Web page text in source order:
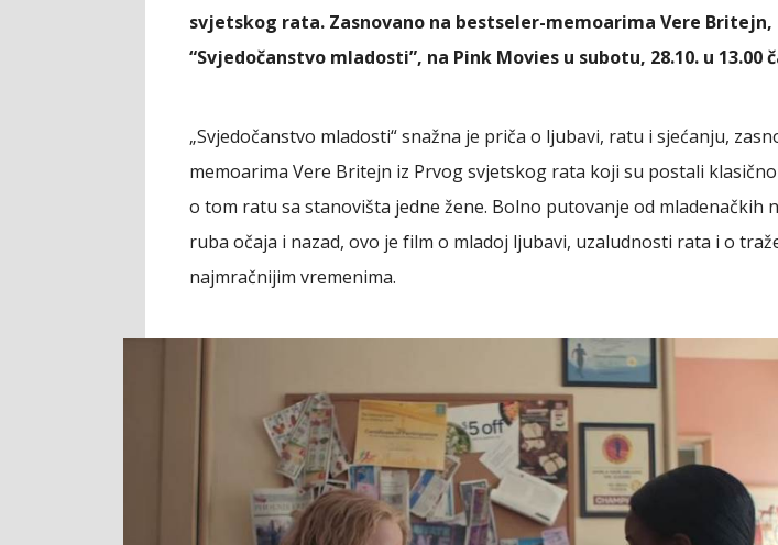
svjetskog rata. Zasnovano na bestseler-memoarima Vere
“Svjedočanstvo mladosti”, na Pink Movies u subotu, 28.10. u 13.00
„Svjedočanstvo mladosti“ snažna je priča o ljubavi, ratu i sjećanju,
memoarima Vere Britejn iz Prvog svjetskog rata koji su postali
o tom ratu sa stanovišta jedne žene. Bolno putovanje od mladenačkih
ruba očaja i nazad, ovo je film o mladoj ljubavi, uzaludnosti rata i o
najmračnijim vremenima.